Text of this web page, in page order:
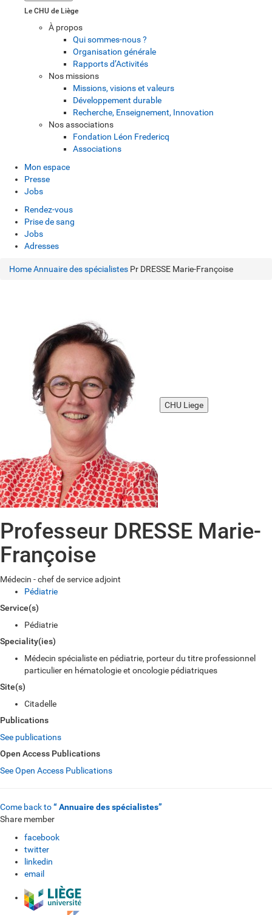
Le CHU de Liège
À propos
Qui sommes-nous ?
Organisation générale
Rapports d’Activités
Nos missions
Missions, visions et valeurs
Développement durable
Recherche, Enseignement, Innovation
Nos associations
Fondation Léon Fredericq
Associations
Mon espace
Presse
Jobs
Rendez-vous
Prise de sang
Jobs
Adresses
HomeAnnuaire des spécialistes Pr DRESSE Marie-Françoise
CHU Liege
Professeur DRESSE Marie-
Françoise
Médecin - chef de service adjoint
Pédiatrie
Service(s)
Pédiatrie
Speciality(ies)
Médecin spécialiste en pédiatrie, porteur du titre professionnel
particulier en hématologie et oncologie pédiatriques
Site(s)
Citadelle
Publications
See publications
Open Access Publications
See Open Access Publications
Come back to“ Annuaire des spécialistes”
Share member
facebook
twitter
linkedin
email